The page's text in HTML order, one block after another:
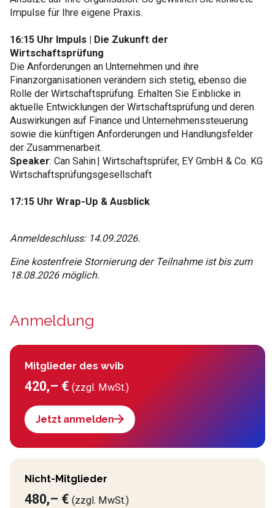
Impulse für Ihre eigene Praxis.
16:15 Uhr Impuls
Die Zukunft der
Wirtschaftsprüfung
Die Anforderungen an Unternehmen und ihre
Finanzorganisationen verändern sich stetig, ebenso die
Rolle der Wirtschaftsprüfung. Erhalten Sie Einblicke in
aktuelle Entwicklungen der Wirtschaftsprüfung und deren
Auswirkungen auf Finance und Unternehmenssteuerung
sowie die künftigen Anforderungen und Handlungsfelder
der Zusammenarbeit.
Speaker: Can Sahin | Wirtschaftsprüfer, EY GmbH & Co. KG
Wirtschaftsprüfungsgesellschaft
17:15 Uhr Wrap-Up & Ausblick
Anmeldeschluss: 14.09.2026.
Eine kostenfreie Stornierung der Teilnahme ist bis zum
18.08.2026 möglich.
Anmeldung
Mitglieder des wvib
420,– €(zzgl. MwSt.)
Jetzt anmelden
Nicht-Mitglieder
480,– €(zzgl. MwSt.)